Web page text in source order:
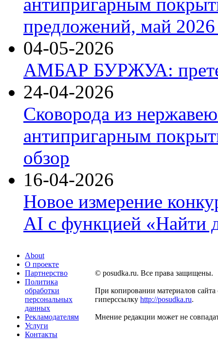
предложений, май 2026
04-05-2026
АМБАР БУРЖУА:
24-04-2026
Сковорода из
антипригарным
обзор
16-04-2026
Новое измерение
AI с функцией «Найти
About
О проекте
Партнерство
Политика
обработки
персональных
данных
Рекламодателям
Услуги
Контакты
© posudka.ru. Все права защищены.
При копировании материалов сайта
гиперссылку http://posudka.ru.
Мнение редакции может не